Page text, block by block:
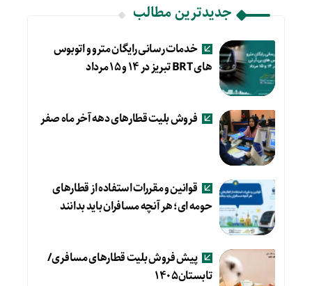
جدیدترین مطالب
خدمات رسانی رایگان مترو و اتوبوس
های BRT تبریز در ۱۴ و ۱۵ مرداد
فروش بلیت قطارهای دهه آخر ماه صفر
قوانین و مقررات استفاده از قطارهای
حومه ای؛ هر آنچه مسافران باید بدانند
پیش فروش بلیت قطارهای مسافری/
تابستان۱۴۰۵